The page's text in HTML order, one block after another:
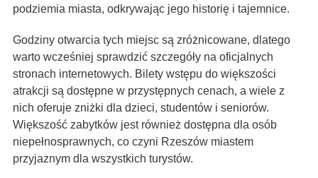
podziemia miasta, odkrywając jego historię i tajemnice.
Godziny otwarcia tych miejsc są zróżnicowane, dlatego
warto wcześniej sprawdzić szczegóły na oficjalnych
stronach internetowych. Bilety wstępu do większości
atrakcji są dostępne w przystępnych cenach, a wiele z
nich oferuje zniżki dla dzieci, studentów i seniorów.
Większość zabytków jest również dostępna dla osób
niepełnosprawnych, co czyni Rzeszów miastem
przyjaznym dla wszystkich turystów.